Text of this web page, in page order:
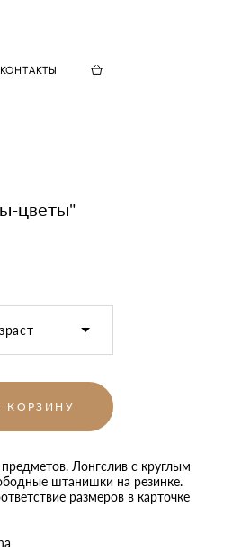
КОНТАКТЫ
цветы"
КОРЗИНУ
Лонгслив с круглым
штанишки на резинке.
размеров в карточке